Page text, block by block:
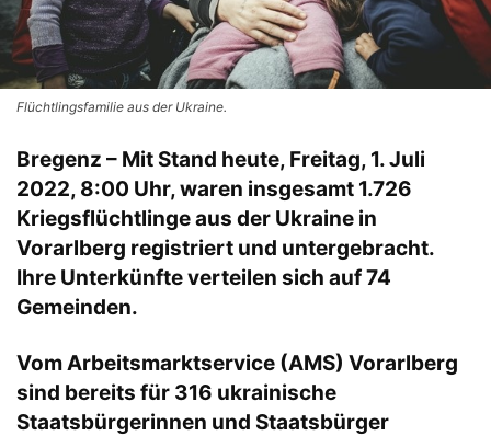
Flüchtlingsfamilie aus der Ukraine.
Bregenz – Mit Stand heute, Freitag, 1. Juli
2022, 8:00 Uhr, waren insgesamt 1.726
Kriegsflüchtlinge aus der Ukraine in
Vorarlberg registriert und untergebracht.
Ihre Unterkünfte verteilen sich auf 74
Gemeinden.
Vom Arbeitsmarktservice (AMS) Vorarlberg
sind bereits für 316 ukrainische
Staatsbürgerinnen und Staatsbürger